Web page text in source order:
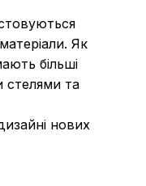
Як
більші
стелями та
нових